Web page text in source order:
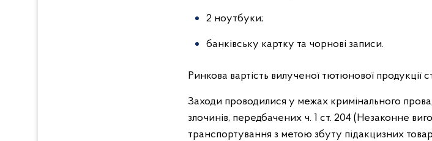
2 ноутбуки;
банківську картку та чорнові записи.
Ринкова вартість вилученої тютюнової продукції
Заходи проводилися у межах кримінального
злочинів, передбачених ч. 1 ст. 204 (Незаконне
транспортування з метою збуту підакцизних